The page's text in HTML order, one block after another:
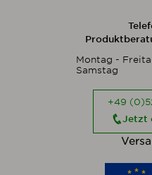
Montag -
Samstag
+49
Jetzt